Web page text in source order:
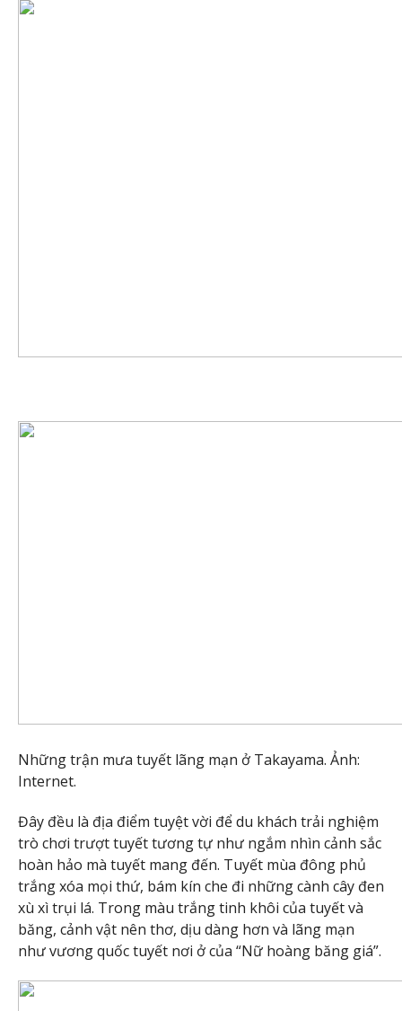
Những trận mưa tuyết lãng mạn ở Takayama. Ảnh:
Internet.
Đây đều là địa điểm tuyệt vời để du khách trải nghiệm
trò chơi trượt tuyết tương tự như ngắm nhìn cảnh sắc
hoàn hảo mà tuyết mang đến. Tuyết mùa đông phủ
trắng xóa mọi thứ, bám kín che đi những cành cây đen
xù xì trụi lá. Trong màu trắng tinh khôi của tuyết và
băng, cảnh vật nên thơ, dịu dàng hơn và lãng mạn
như vương quốc tuyết nơi ở của “Nữ hoàng băng giá”.